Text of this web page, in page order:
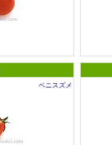
ベニスズメ